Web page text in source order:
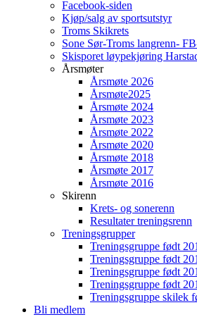
Facebook-siden
Kjøp/salg av sportsutstyr
Troms Skikrets
Sone Sør-Troms langrenn-
Skisporet løypekjøring
Årsmøter
Årsmøte 2026
Årsmøte2025
Årsmøte 2024
Årsmøte 2023
Årsmøte 2022
Årsmøte 2020
Årsmøte 2018
Årsmøte 2017
Årsmøte 2016
Skirenn
Krets- og sonerenn
Resultater treningsrenn
Treningsgrupper
Treningsgruppe født
Treningsgruppe født
Treningsgruppe født
Treningsgruppe født
Treningsgruppe skilek
Bli medlem